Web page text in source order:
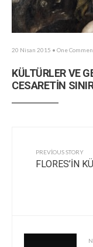
20 Nisan 2015 • One
KÜLTÜRLER VE
CESARETİN
PREVIOUS STORY
FLORES’İN